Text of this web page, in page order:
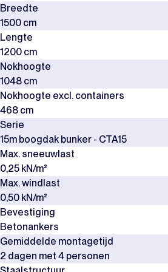
Breedte
1500 cm
Lengte
1200 cm
Nokhoogte
1048 cm
Nokhoogte excl. containers
468 cm
Serie
15m boogdak bunker - CTA15
Max. sneeuwlast
0,25 kN/m²
Max. windlast
0,50 kN/m²
Bevestiging
Betonankers
Gemiddelde montagetijd
2 dagen met 4 personen